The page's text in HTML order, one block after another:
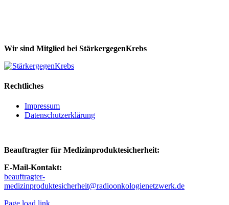
Wir sind Mitglied bei StärkergegenKrebs
Rechtliches
Impressum
Datenschutzerklärung
Beauftragter für Medizinproduktesicherheit:
E-Mail-Kontakt:
beauftragter-
medizinproduktesicherheit@radioonkologienetzwerk.de